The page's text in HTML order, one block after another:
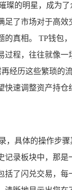
璨的明星，成为
了市场对于高
真相。 TP钱包
程，往往就像
经历这些繁琐的
速调整资产持
，具体的操作步
录板块中，那
了闪兑交易，